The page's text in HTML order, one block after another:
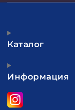
Каталог
Информация